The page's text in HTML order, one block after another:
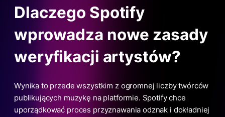
Dlaczego Spotify
wprowadza nowe zasady
weryfikacji artystów?
Wynika to przede wszystkim z ogromnej liczby twórców
publikujących muzykę na platformie. Spotify chce
uporządkować proces przyznawania odznak i dokładniej